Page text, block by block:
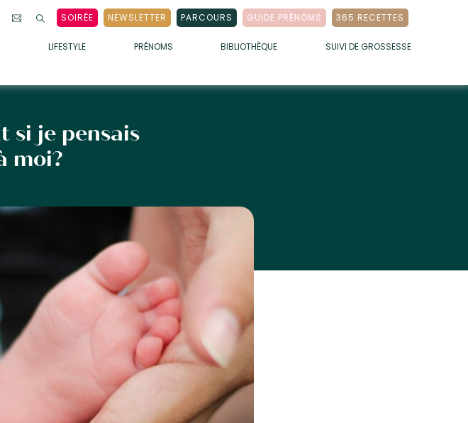
SOIRÉE NEWSLETTER PARCOURS GUIDE PRÉNOMS 365 RECETTES
LIFESTYLE PRÉNOMS BIBLIOTHÈQUE SUIVI DE GROSSESSE
si je pensais
moi?